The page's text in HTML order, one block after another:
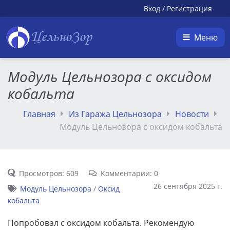
Вход / Регистрация
ЦельноЗор Меню
Модуль Цельнозора с оксидом
кобальта
Главная Из Гаража Цельнозора
Новости
Модуль Цельнозора с оксидом кобальта
Просмотров: 609
Комментарии: 0
26 сентября 2025 г.
Модуль Цельнозора / Оксид
кобальта
Попробовал с оксидом кобальта. Рекомендую